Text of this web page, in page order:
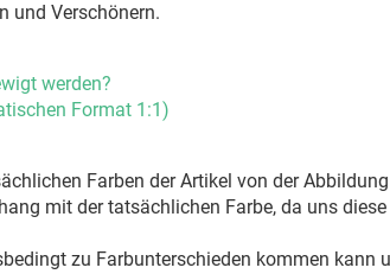
und Verschönern.
werden?
Format 1:1)
Farben der Artikel von der
mit der tatsächlichen Farbe, da uns
zu Farbunterschieden kommen kann